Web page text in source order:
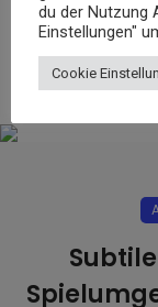
du der Nutzung
Einstellungen"
Cookie